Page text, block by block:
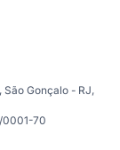
São Gonçalo - RJ,
0001-70